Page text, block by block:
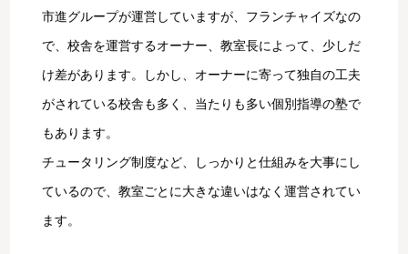
市進グループが運営していますが、フランチャイズなの
で、校舎を運営するオーナー、教室長によって、少しだ
け差があります。しかし、オーナーに寄って独自の工夫
がされている校舎も多く、当たりも多い個別指導の塾で
もあります。
チュータリング制度など、しっかりと仕組みを大事にし
ているので、教室ごとに大きな違いはなく運営されてい
ます。